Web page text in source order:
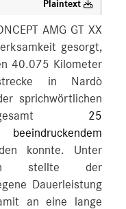
Plaintext
AMG GT XX
gesorgt,
40.075 Kilometer
in Nardò
sprichwörtlichen
25
konnte. Unter
stellte der
Dauerleistung
an eine lange